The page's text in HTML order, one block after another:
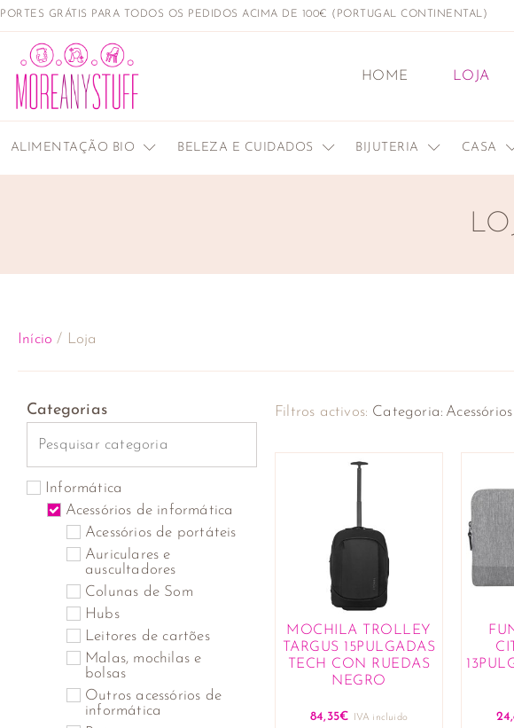
PORTES GRÁTIS PARA TODOS OS PEDIDOS ACIMA DE 100€ (PORTUGAL CONTINENTAL)
HOME LOJA
ALIMENTAÇÃO BIO BELEZA E CUIDADOS BIJUTERIA CASA
Início / Loja
Categorias
Informática
Acessórios de informática
Acessórios de portáteis
Auriculares e
auscultadores
Colunas de Som
Hubs
Leitores de cartões
Malas, mochilas e
bolsas
Outros acessórios de
informática
Filtros activos: Categoria:
MOCHILA TROLLEY
TARGUS 15PULGADAS
TECH CON RUEDAS
NEGRO
84,35€ IVA incluido